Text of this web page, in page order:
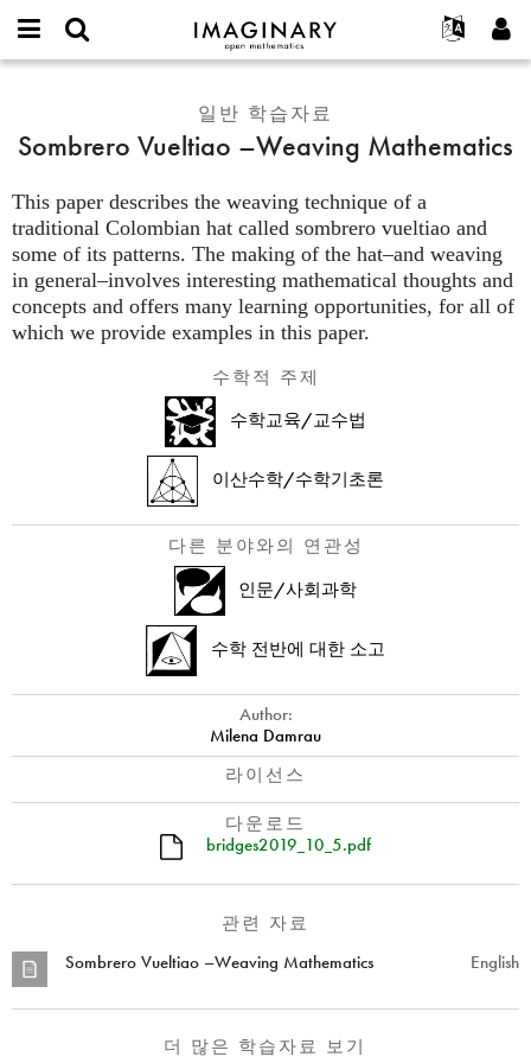
IMAGINARY
open
Français
Deutsch
Español
Türkçe
Programs
Galleries
Hands-On
Films
Texts
Exhibitions
나머지 보기...
프로젝트
참가하기
username
비
밀
호
*
가입하기
새로운 비밀번호 요청하기
Vueltiao
–
Mathematics
일반 학습자료
Sombrero Vueltiao –Weaving Mathematics
This paper describes the weaving technique of a
traditional Colombian hat called sombrero vueltiao and
some of its patterns. The making of the hat–and weaving
in general–involves interesting mathematical thoughts and
concepts and offers many learning opportunities, for all of
which we provide examples in this paper.
수학적 주제
수학교육/교수법
이산수학/수학기초론
다른 분야와의 연관성
인문/사회과학
수학 전반에 대한 소고
Author:
Milena Damrau
라이선스
다운로드
bridges2019_10_5.pdf
관련 자료
English
Sombrero Vueltiao –Weaving Mathematics
더 많은 학습자료 보기